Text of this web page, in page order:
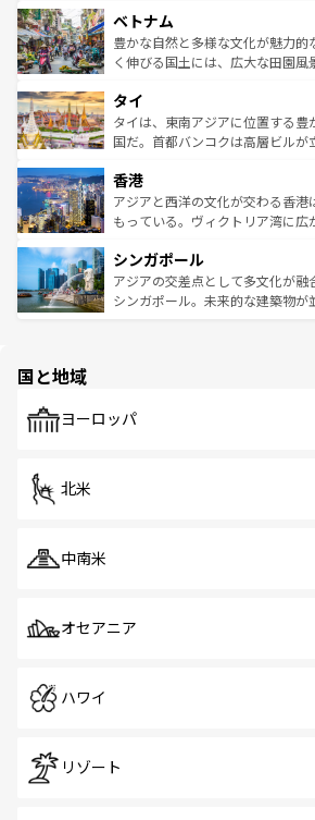
参照してほしい。
容にもいいと評判のスイーツなど
が味わえる。 なお、新着の台湾
照してほしい。
き、地方に足を延ばせば四季折々
できる。そして、キムチや焼肉、
まで、さまざまな韓国料理が待っ
リティに包まれながら、韓国の多
わってみてほしい。 な
覧を参照してほしい。
ベトナム
豊かな自然と多様な文化が魅力
く伸びる国土には、広大な田園風
急速な発展と共に伝統が息づく。
ーチミン市のフランス統治時代の
醸し出している。また、バラエテ
とつ。フォーやバインミー、ベト
ひ現地で味わいたい。どの地域を
が旅行者を迎えてくれるので、き
参照してほしい。
タイ
タイは、東南アジアに位置する豊
国だ。首都バンコクは高層ビルが
の活気が交差している。北部では
帯で自然と触れ合い、南部ではプ
いビーチでリゾート気分を楽しむ
激する。気候は一年中温暖で、ど
が待っている。親しみやすいタイ
た文化、そして多様な観光資源が
香港
アジアと西洋の文化が交わる香港
もっている。ヴィクトリア湾に広
み、どこを訪れても感動するはず
ており、効率よく見どころを回れ
うな絶景から文化的な体験まで、
シンガポール
アジアの交差点として多文化が融
シンガポール。未来的な建築物が
で、ホーカーズは地元の風情を楽
国と地域
ヨーロッパ
北米
中南米
オセアニア
ハワイ
リゾート